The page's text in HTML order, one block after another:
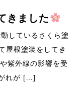
きました
しているさくら塗
屋根塗装をしてき
紫外線の影響を受
れが […]